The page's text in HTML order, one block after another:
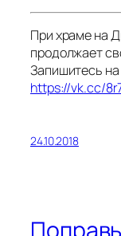
При храме на
продолжает
Запишитесь
https://vk.cc/
24.10.2018